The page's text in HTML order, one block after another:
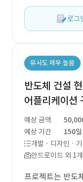
로그
유사도 매우 높음
반도체 건설
어플리케이션
예상 금액
예상 기간
150일
개발 · 디자인 ·
안드로이드 외 1개
프로젝트는 반도